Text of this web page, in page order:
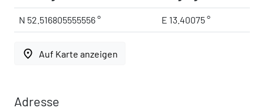
N 52.516805555556 ° E 13.40075 °
place Auf Karte anzeigen
Adresse